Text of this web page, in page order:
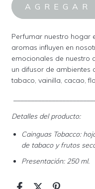
Perfumar nuestro hogar
aromas influyen en
emocionales de nuestro
un difusor de ambientes
tabaco, vainilla, cacao,
Detalles del producto:
Cainguas Tobacco:
de tabaco y frutos
Presentación: 250 ml.